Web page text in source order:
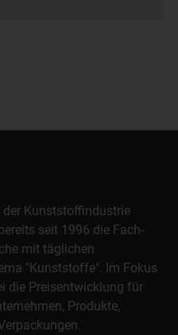
der Kunststoffindustrie
seit 1996 die Fach-
mit täglichen
"Kunststoffe". Im Fokus
die Preisentwicklung für
Produkte,